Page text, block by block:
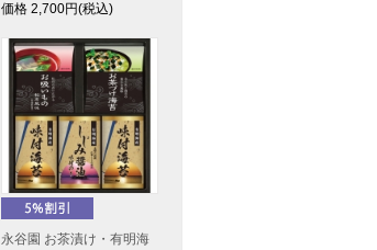
価格 2,700円(税込)
永谷園 お茶漬け・有明海